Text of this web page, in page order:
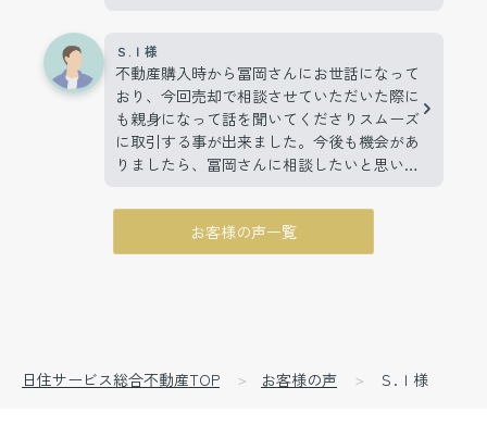
Ｓ.Ｉ様
不動産購入時から冨岡さんにお世話になって
おり、今回売却で相談させていただいた際に
も親身になって話を聞いてくださりスムーズ
に取引する事が出来ました。今後も機会があ
りましたら、冨岡さんに相談したいと思いま
お客様の声一覧
日住サービス総合不動産TOP お客様の声 Ｓ.Ｉ様